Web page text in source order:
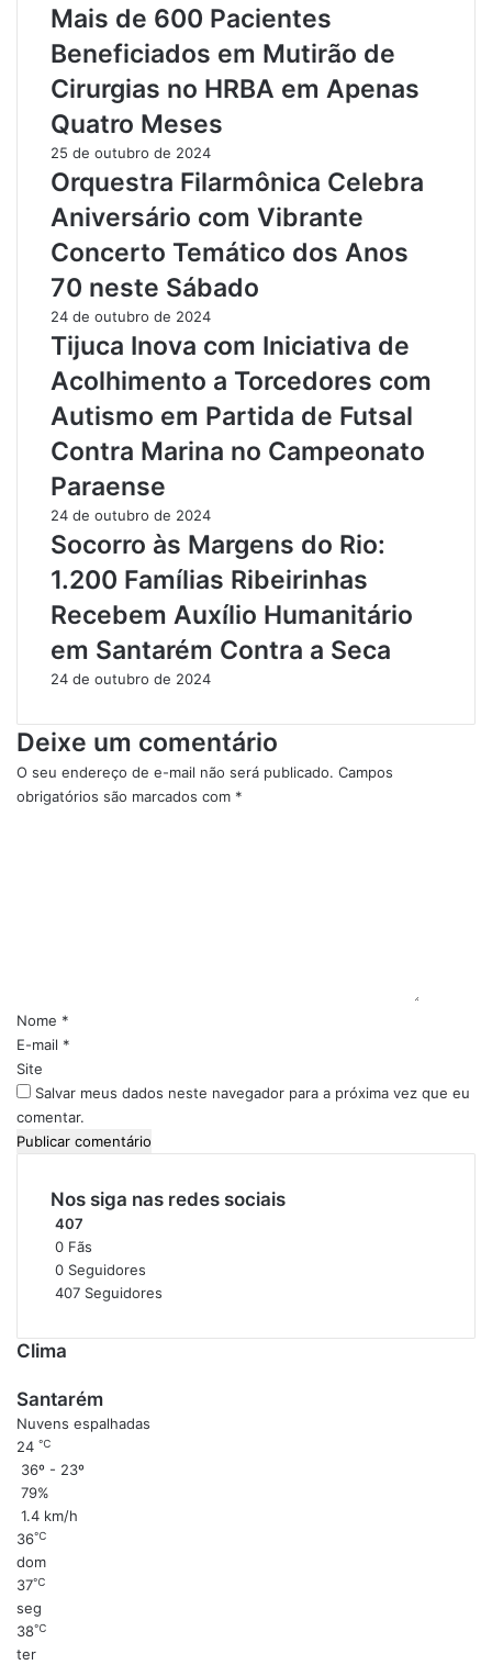
a
m
A
p
o
i
o
F
n
n
c
e
i
r
o
a
r
P
r
o
e
t
s
C
l
t
u
r
i
P
u
l
o
s
t
a
v
o
o
S
u
s
i
t
a
e
á
f
i
o
c
o
s
e
e
c
o
n
Mais de 600 Pacientes
Beneficiados em Mutirão de
Cirurgias no HRBA em Apenas
Quatro Meses
25 de outubro de 2024
Orquestra Filarmônica Celebra
Aniversário com Vibrante
Concerto Temático dos Anos
70 neste Sábado
24 de outubro de 2024
Tijuca Inova com Iniciativa de
Acolhimento a Torcedores com
Autismo em Partida de Futsal
Contra Marina no Campeonato
Paraense
24 de outubro de 2024
Socorro às Margens do Rio:
1.200 Famílias Ribeirinhas
Recebem Auxílio Humanitário
em Santarém Contra a Seca
24 de outubro de 2024
Deixe um comentário
O seu endereço de e-mail não será publicado. Campos
obrigatórios são marcados com *
i
o
*
Nome *
E-mail *
Site
Salvar meus dados neste navegador para a próxima vez que eu
comentar.
Nos siga nas redes sociais
407
0 Fãs
0 Seguidores
407 Seguidores
Clima
Santarém
Nuvens espalhadas
24 ℃
36º - 23º
79%
1.4 km/h
36℃
dom
37℃
seg
38℃
ter